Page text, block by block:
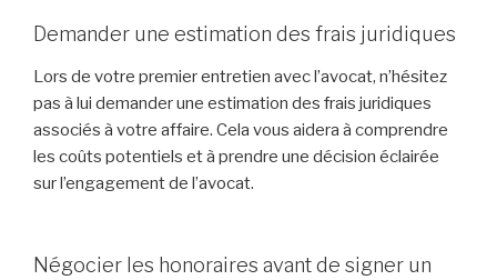
Demander une estimation des frais juridiques
Lors de votre premier entretien avec l’avocat, n’hésitez
pas à lui demander une estimation des frais juridiques
associés à votre affaire. Cela vous aidera à comprendre
les coûts potentiels et à prendre une décision éclairée
sur l’engagement de l’avocat.
Négocier les honoraires avant de signer un